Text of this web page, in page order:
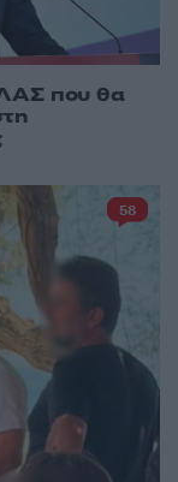
που θα
58